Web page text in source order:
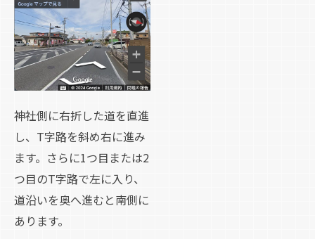
神社側に右折した道を直進
し、T字路を斜め右に進み
ます。さらに1つ目または2
つ目のT字路で左に入り、
道沿いを奥へ進むと南側に
あります。